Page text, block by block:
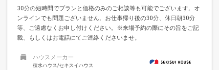
30分の短時間でプランと価格のみのご相談等も可能でございます。オ
ンラインでも問題ございません。お仕事帰り後の30分、休日朝30分
等、ご遠慮なくお申し付けください。※来場予約の際にその旨をご記
載、もしくはお電話にてご連絡くださいませ。
ハウスメーカー
積水ハウス/セキスイハウス